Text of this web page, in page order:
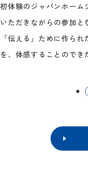
初体験のジャパンホーム
いただきながらの参加と
「伝える」ために作ら
を、体感することのでき